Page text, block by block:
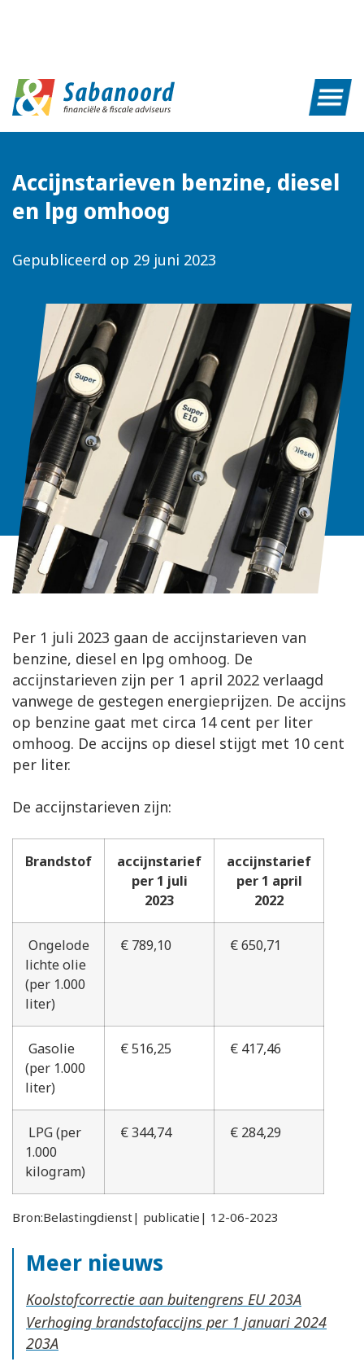
Accijnstarieven benzine, diesel
en lpg omhoog
Gepubliceerd op 29 juni 2023
Per 1 juli 2023 gaan de accijnstarieven van
benzine, diesel en lpg omhoog. De
accijnstarieven zijn per 1 april 2022 verlaagd
vanwege de gestegen energieprijzen. De accijns
op benzine gaat met circa 14 cent per liter
omhoog. De accijns op diesel stijgt met 10 cent
per liter.
De accijnstarieven zijn:
Brandstof
accijnstarief
per 1 juli
2023
accijnstarief
per 1 april
2022
Ongelode
lichte olie
(per 1.000
liter)
€ 789,10 € 650,71
Gasolie
(per 1.000
liter)
€ 516,25 € 417,46
LPG (per
1.000
kilogram)
€ 344,74 € 284,29
Bron:Belastingdienst| publicatie| 12-06-2023
Meer nieuws
Koolstofcorrectie aan buitengrens EU
Verhoging brandstofaccijns per 1 januari 2024